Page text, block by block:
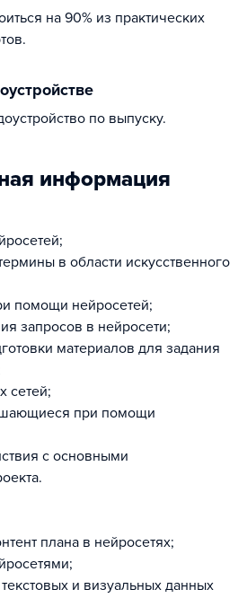
по выпуску.
информация
в области искусственного
помощи нейросетей;
запросов в нейросети;
материалов для задания
сетей;
при помощи
с основными
плана в нейросетях;
и визуальных данных